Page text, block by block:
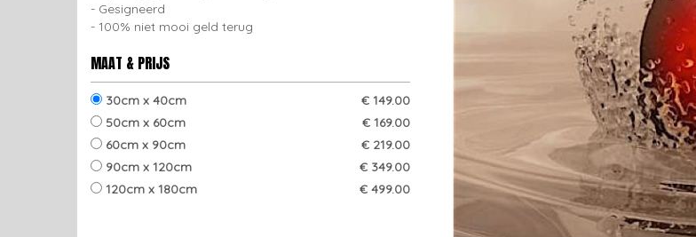
Gesigneerd
100% niet mooi geld terug
MAAT & PRIJS
30cm x 40cm
€ 149.00
50cm x 60cm
€ 169.00
60cm x 90cm
€ 219.00
90cm x 120cm
€ 349.00
120cm x 180cm
€ 499.00